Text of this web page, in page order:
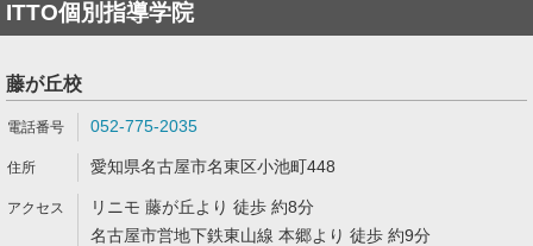
ITTO個別指導学院
藤が丘校
052-775-2035
愛知県名古屋市名東区小池町448
リニモ 藤が丘より 徒歩 約8分
名古屋市営地下鉄東山線 本郷より 徒歩 約9分